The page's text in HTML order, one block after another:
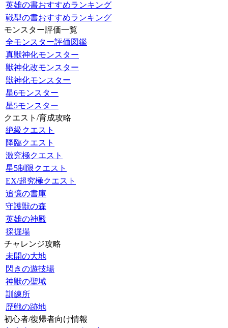
英雄の書おすすめランキング
戦型の書おすすめランキング
モンスター評価一覧
全モンスター評価図鑑
真獣神化モンスター
獣神化改モンスター
獣神化モンスター
星6モンスター
星5モンスター
クエスト/育成攻略
絶級クエスト
降臨クエスト
激究極クエスト
星5制限クエスト
EX/超究極クエスト
追憶の書庫
守護獣の森
英雄の神殿
採掘場
チャレンジ攻略
未開の大地
閃きの遊技場
神獣の聖域
訓練所
歴戦の跡地
初心者/復帰者向け情報